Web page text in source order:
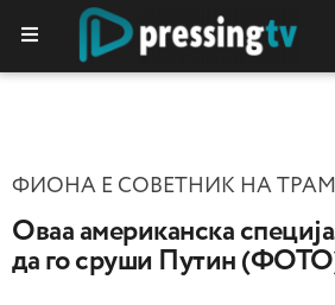
ФИОНА Е СОВЕТНИК НА
Оваа американска
да го сруши Путин